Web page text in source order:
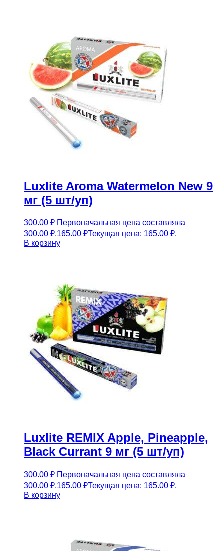
Luxlite Aroma Watermelon New 9
мг (5 шт/уп)
300.00₽ Первоначальная цена составляла
300.00 ₽.165.00 ₽Текущая цена: 165.00 ₽.
В корзину
Luxlite REMIX Apple, Pineapple,
Black Currant 9 мг (5 шт/уп)
300.00₽ Первоначальная цена составляла
300.00 ₽.165.00 ₽Текущая цена: 165.00 ₽.
В корзину